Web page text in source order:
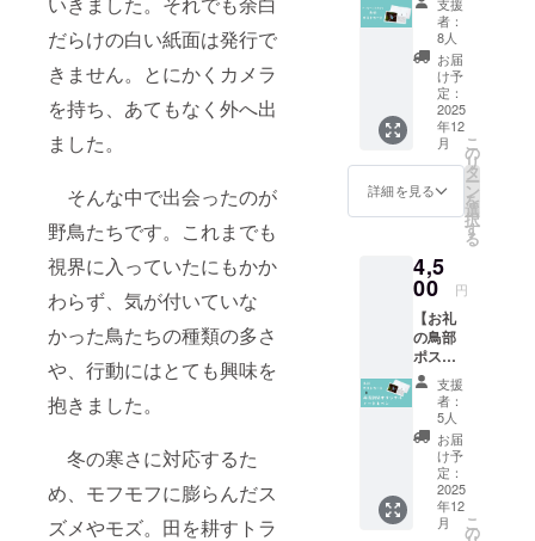
だらけの白い紙面は発行で
きません。とにかくカメラ
を持ち、あてもなく外へ出
ました。
そんな中で出会ったのが
野鳥たちです。これまでも
視界に入っていたにもかか
わらず、気が付いていな
かった鳥たちの種類の多さ
や、行動にはとても興味を
抱きました。
冬の寒さに対応するた
め、モフモフに膨らんだス
ズメやモズ。田を耕すトラ
ド】 感
謝の気
持ちを
込め
て、お
礼の
メッ
セージ
を添え
た鳥部
ポスト
カード
りしま
す。 ※
画像は
サンプ
ルで
す。
者：
8人
お届
け予
定：
2025
年12
月
詳細を見る
こ
の
リ
タ
ー
ン
を
選
択
す
る
4,5
00 円
【お礼
の鳥部
ポスト
カード
と丹波
新聞オ
リジナ
ルグッ
ズ】 感
謝の気
持ちを
込め
支援
者：
5人
お届
け予
定：
2025
年12
月
こ
の